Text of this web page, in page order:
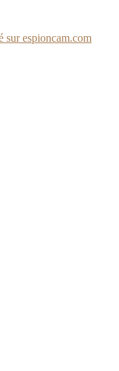
sur espioncam.com